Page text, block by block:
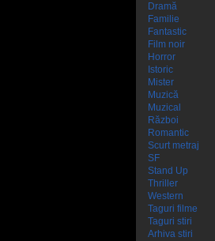
Dramă
Familie
Fantastic
Film noir
Horror
Istoric
Mister
Muzică
Muzical
Război
Romantic
Scurt metraj
SF
Stand Up
Thriller
Western
Taguri filme
Taguri stiri
Arhiva stiri